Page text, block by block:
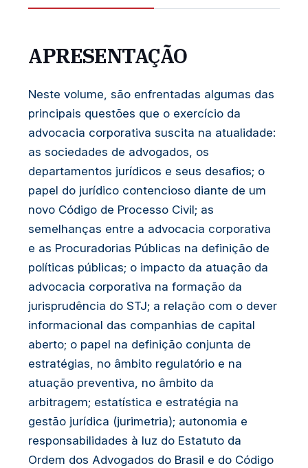
penal
edição
quantidade
APRESENTAÇÃO
Neste volume, são enfrentadas algumas das
principais questões que o exercício da
advocacia corporativa suscita na atualidade:
as sociedades de advogados, os
departamentos jurídicos e seus desafios; o
papel do jurídico contencioso diante de um
novo Código de Processo Civil; as
semelhanças entre a advocacia corporativa
e as Procuradorias Públicas na definição de
políticas públicas; o impacto da atuação da
advocacia corporativa na formação da
jurisprudência do STJ; a relação com o dever
informacional das companhias de capital
aberto; o papel na definição conjunta de
estratégias, no âmbito regulatório e na
atuação preventiva, no âmbito da
arbitragem; estatística e estratégia na
gestão jurídica (jurimetria); autonomia e
responsabilidades à luz do Estatuto da
Ordem dos Advogados do Brasil e do Código